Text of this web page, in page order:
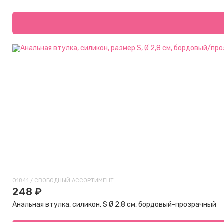
01841 / СВОБОДНЫЙ АССОРТИМЕНТ
248 ₽
Анальная втулка, силикон, S Ø 2,8 см, бордовый-прозрачный